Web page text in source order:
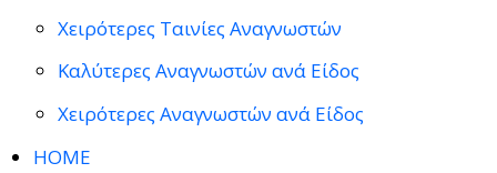
Χειρότερες Ταινίες Αναγνωστών
Καλύτερες Αναγνωστών ανά Είδος
Χειρότερες Αναγνωστών ανά Είδος
HOME